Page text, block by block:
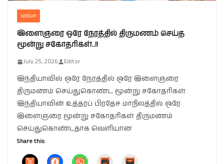
GOSSIP
இளைஞரை ஒரே நேரத்தில் திருமணம் செய்த
மூன்று சகோதரிகள்..!!
July 25, 2026 Editor
இந்தியாவில் ஒரே நேரத்தில் ஒரே இளைஞரை
திருமணம் செய்துகொண்ட மூன்று சகோதரிகள்
இந்தியாவின் உத்தரப் பிரதேச மாநிலத்தில் ஒரே
இளைஞரை மூன்று சகோதரிகள் திருமணம்
செய்துகொண்டதாக வெளியான
Share this: